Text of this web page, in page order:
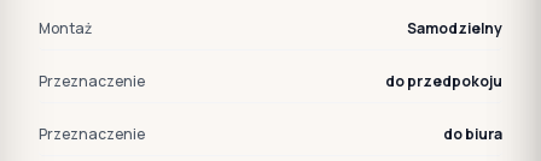
Montaż Samodzielny
Przeznaczenie do przedpokoju
Przeznaczenie do biura